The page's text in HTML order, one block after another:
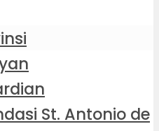
St. Antonio de